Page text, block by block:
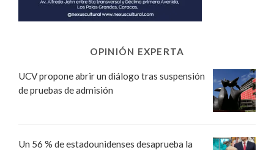
OPINIÓN EXPERTA
UCV propone abrir un diálogo tras suspensión
de pruebas de admisión
Un 56 % de estadounidenses desaprueba la